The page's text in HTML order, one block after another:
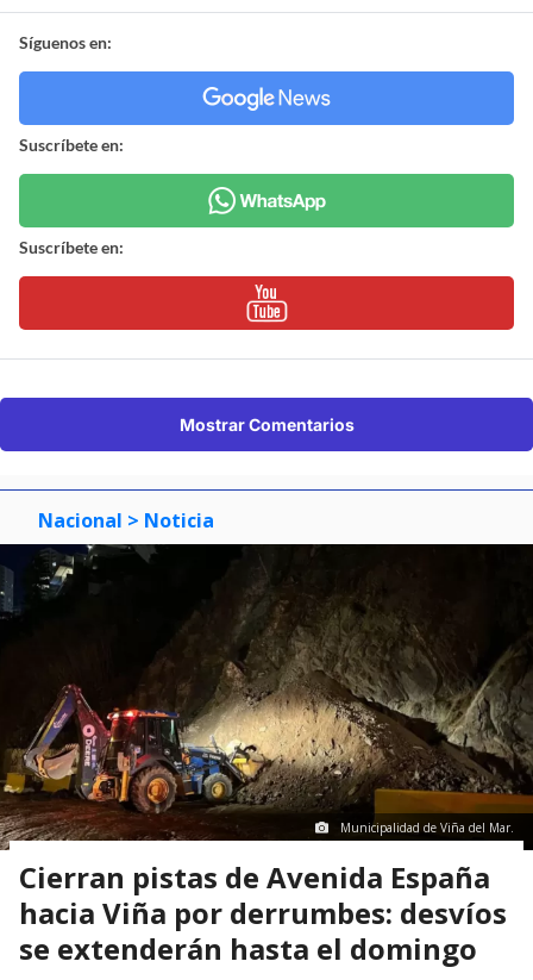
Síguenos en:
Suscríbete en:
Suscríbete en:
Mostrar Comentarios
Nacional > Noticia
Municipalidad de Viña del Mar.
Cierran pistas de Avenida España
hacia Viña por derrumbes: desvíos
se extenderán hasta el domingo